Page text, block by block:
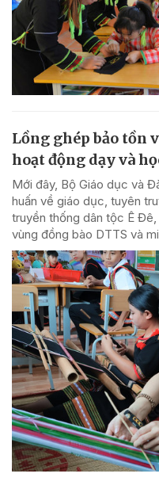
Lồng ghép bảo tồn
hoạt động dạy và
Mới đây, Bộ Giáo dục và
huấn về giáo dục, tuyên
truyền thống dân tộc Ê
vùng đồng bào DTTS và